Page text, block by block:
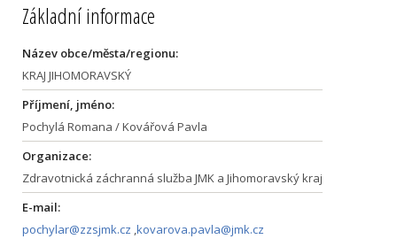
Základní informace
Název obce/města/regionu:
KRAJ JIHOMORAVSKÝ
Příjmení, jméno:
Pochylá Romana / Kovářová Pavla
Organizace:
Zdravotnická záchranná služba JMK a Jihomoravský kraj
E-mail:
pochylar@zzsjmk.cz ,kovarova.pavla@jmk.cz